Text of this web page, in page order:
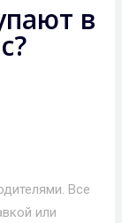
в
Все
или